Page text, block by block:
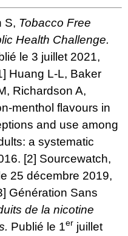
S, Tobacco Free
Health Challenge.
le 3 juillet 2021,
Huang L-L, Baker
Richardson A,
menthol flavours in
and use among
a systematic
[2] Sourcewatch,
25 décembre 2019,
Génération Sans
de la nicotine
. Publié le 1er juillet